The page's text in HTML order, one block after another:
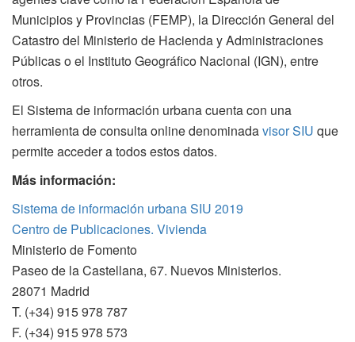
Municipios y Provincias (FEMP), la Dirección General del
Catastro del Ministerio de Hacienda y Administraciones
Públicas o el Instituto Geográfico Nacional (IGN), entre
otros.
El Sistema de información urbana cuenta con una
herramienta de consulta online denominadavisor SIU que
permite acceder a todos estos datos.
Más información:
Sistema de información urbana SIU 2019
Centro de Publicaciones. Vivienda
Ministerio de Fomento
Paseo de la Castellana, 67. Nuevos Ministerios.
28071 Madrid
T. (+34) 915 978 787
F. (+34) 915 978 573